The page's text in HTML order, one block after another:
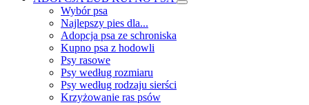
Wybór psa
Najlepszy pies dla...
Adopcja psa ze schroniska
Kupno psa z hodowli
Psy rasowe
Psy według rozmiaru
Psy według rodzaju sierści
Krzyżowanie ras psów